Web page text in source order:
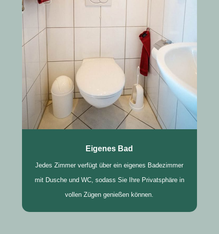
Eigenes Bad
Jedes Zimmer verfügt über ein eigenes Badezimmer
mit Dusche und WC, sodass Sie Ihre Privatsphäre in
vollen Zügen genießen können.